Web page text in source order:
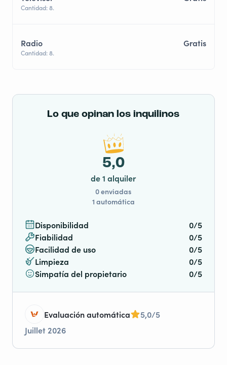
Cantidad: 8.
Radio Gratis
Cantidad: 8.
Lo que opinan los inquilinos
Disponibilidad
0/5
Fiabilidad
0/5
Facilidad de uso
0/5
Limpieza
0/5
Simpatía del propietario
0/5
5,0
de 1 alquiler
0 enviadas
1 automática
Evaluación automática
5,0/5
Juillet 2026